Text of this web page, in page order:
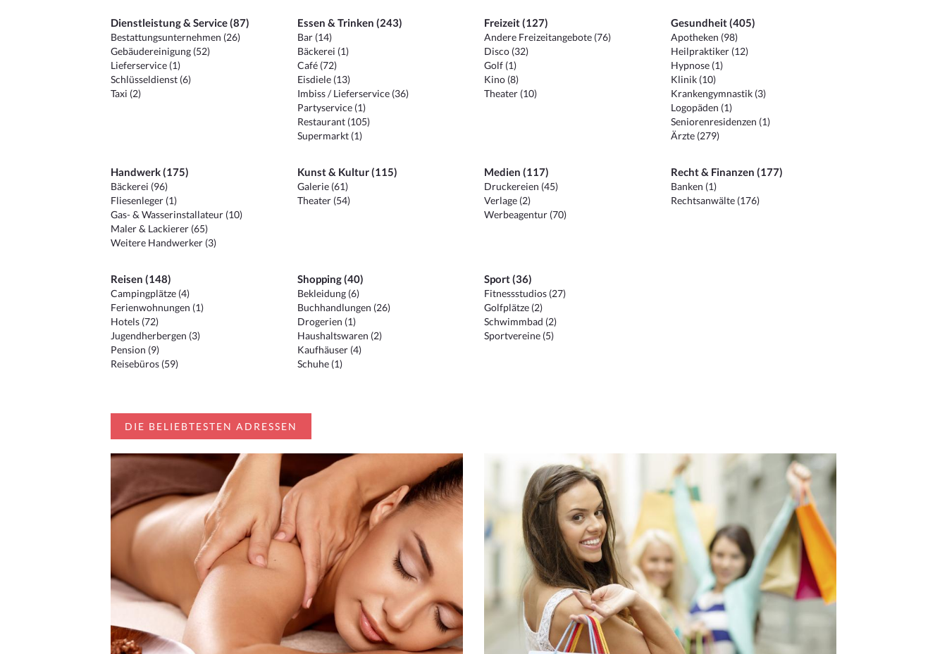
Dienstleistung & Service (87)
Bestattungsunternehmen (26)
Gebäudereinigung (52)
Lieferservice (1)
Schlüsseldienst (6)
Taxi (2)
Essen & Trinken (243)
Bar (14)
Bäckerei (1)
Café (72)
Eisdiele (13)
Imbiss / Lieferservice (36)
Partyservice (1)
Restaurant (105)
Supermarkt (1)
Freizeit (127)
Andere Freizeitangebote (76)
Disco (32)
Golf (1)
Kino (8)
Theater (10)
Gesundheit (405)
Apotheken (98)
Heilpraktiker (12)
Hypnose (1)
Klinik (10)
Krankengymnastik (3)
Logopäden (1)
Seniorenresidenzen (1)
Ärzte (279)
Handwerk (175)
Bäckerei (96)
Fliesenleger (1)
Gas- & Wasserinstallateur (10)
Maler & Lackierer (65)
Weitere Handwerker (3)
Kunst & Kultur (115)
Galerie (61)
Theater (54)
Medien (117)
Druckereien (45)
Verlage (2)
Werbeagentur (70)
Recht & Finanzen (177)
Banken (1)
Rechtsanwälte (176)
Reisen (148)
Campingplätze (4)
Ferienwohnungen (1)
Hotels (72)
Jugendherbergen (3)
Pension (9)
Reisebüros (59)
Shopping (40)
Bekleidung (6)
Buchhandlungen (26)
Drogerien (1)
Haushaltswaren (2)
Kaufhäuser (4)
Schuhe (1)
Sport (36)
Fitnessstudios (27)
Golfplätze (2)
Schwimmbad (2)
Sportvereine (5)
DIE BELIEBTESTEN ADRESSEN